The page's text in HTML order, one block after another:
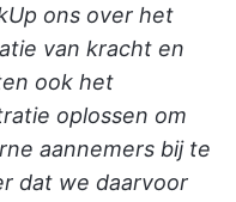
ons over het
van kracht en
ook het
oplossen om
aannemers bij te
dat we daarvoor